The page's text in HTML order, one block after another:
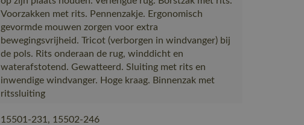
Voorzakken met rits. Pennenzakje. Ergonomisch
gevormde mouwen zorgen voor extra
bewegingsvrijheid. Tricot (verborgen in windvanger) bij
de pols. Rits onderaan de rug, winddicht en
waterafstotend. Gewatteerd. Sluiting met rits en
inwendige windvanger. Hoge kraag. Binnenzak met
ritssluiting
15501-231, 15502-246